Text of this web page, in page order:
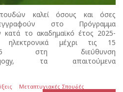
καλεί όσους και όσες
στο Πρόγραμμα
το ακαδημαϊκό έτος 2025-
μέχρι τις 15
στη διεύθυνση
τα απαιτούμενα
Μεταπτυχιακές Σπουδές